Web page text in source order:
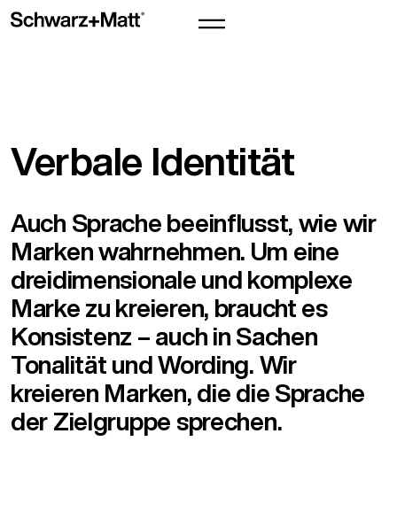
Verbale Identität
Auch Sprache beeinflusst, wie wir
Marken wahrnehmen. Um eine
dreidimensionale und komplexe
Marke zu kreieren, braucht es
Konsistenz – auch in Sachen
Tonalität und Wording. Wir
kreieren Marken, die die Sprache
der Zielgruppe sprechen.